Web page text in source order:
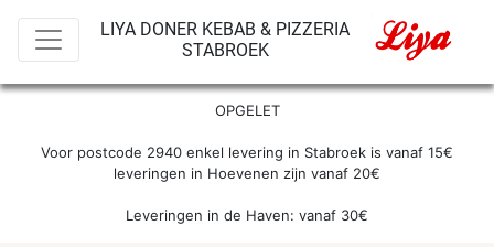
LIYA DONER KEBAB & PIZZERIA
STABROEK
OPGELET
Voor postcode 2940 enkel levering in Stabroek is vanaf 15€
leveringen in Hoevenen zijn vanaf 20€
Leveringen in de Haven: vanaf 30€